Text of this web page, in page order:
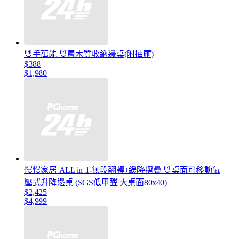
雙手萬能 雙層木質收納邊桌(附抽屜)
$388
$1,980
慢慢家居 ALL in 1-無段翻轉+緩降摺疊 雙桌面可移動氣
壓式升降邊桌 (SGS低甲醛 大桌面80x40)
$2,425
$4,999